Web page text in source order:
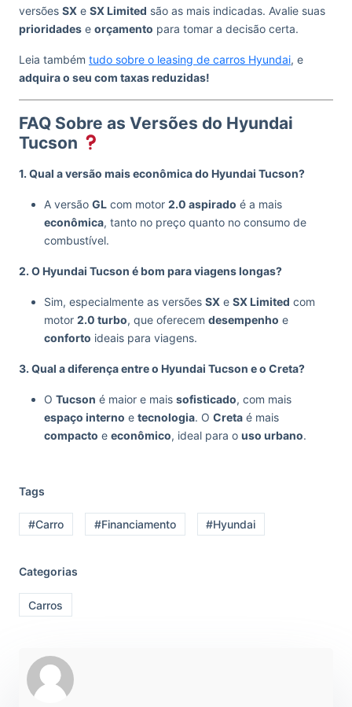
versões SX e SX Limited são as mais indicadas. Avalie suas
prioridades e orçamento para tomar a decisão certa.
Leia também tudo sobre o leasing de carros Hyundai, e
adquira o seu com taxas reduzidas!
FAQ Sobre as Versões do Hyundai
Tucson
1. Qual a versão mais econômica do Hyundai Tucson?
A versão GL com motor 2.0 aspirado é a mais
econômica, tanto no preço quanto no consumo de
combustível.
2. O Hyundai Tucson é bom para viagens longas?
Sim, especialmente as versões SX e SX Limited com
motor 2.0 turbo, que oferecem desempenho e
conforto ideais para viagens.
3. Qual a diferença entre o Hyundai Tucson e o Creta?
O Tucson é maior e mais sofisticado, com mais
espaço interno e tecnologia. O Creta é mais
compacto e econômico, ideal para o uso urbano.
Tags
#Carro #Financiamento #Hyundai
Categorias
Carros